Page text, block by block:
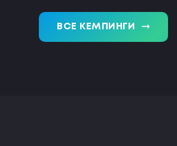
ВСЕ КЕМПИНГИ trending_flat